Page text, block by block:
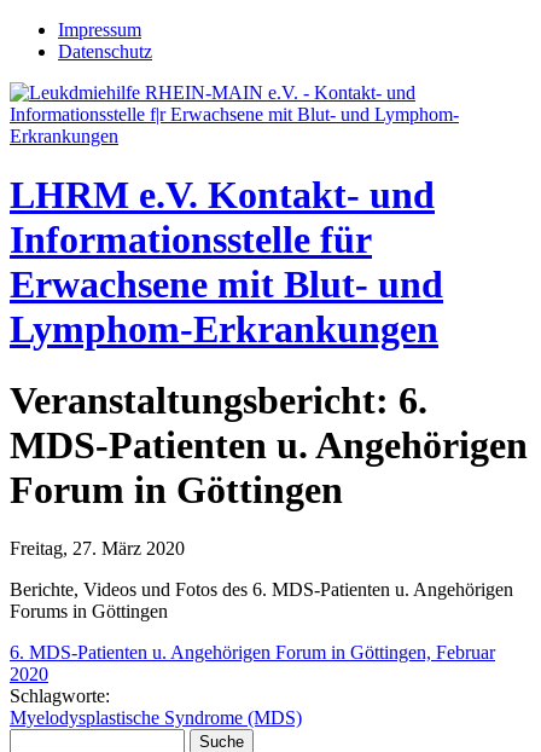
Jump to navigation
Impressum
Datenschutz
LHRM e.V. Kontakt- und
Informationsstelle für
Erwachsene mit Blut- und
Lymphom-Erkrankungen
Veranstaltungsbericht: 6.
MDS-Patienten u. Angehörigen
Forum in Göttingen
Freitag, 27. März 2020
Berichte, Videos und Fotos des 6. MDS-Patienten u. Angehörigen
Forums in Göttingen
6. MDS-Patienten u. Angehörigen Forum in Göttingen, Februar
2020
Schlagworte:
Myelodysplastische Syndrome (MDS)